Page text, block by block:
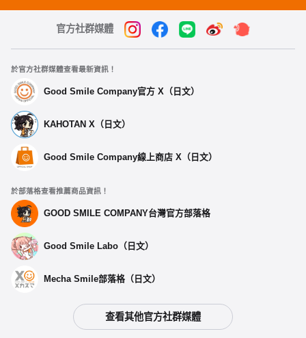
官方社群媒體
於官方社群媒體查看最新資訊！
Good Smile Company官方 X（日文）
KAHOTAN X（日文）
Good Smile Company線上商店 X（日文）
於部落格查看推薦商品資訊！
GOOD SMILE COMPANY台灣官方部落格
Good Smile Labo（日文）
Mecha Smile部落格（日文）
查看其他官方社群媒體